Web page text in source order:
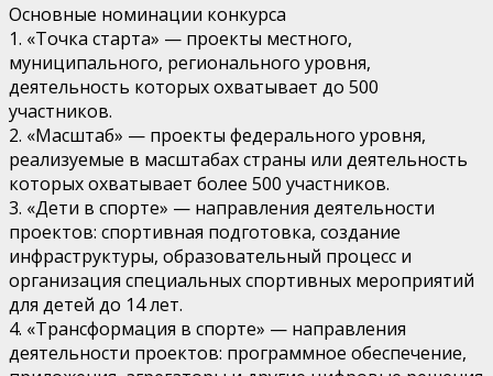
Основные номинации конкурса
1. «Точка старта» — проекты местного,
муниципального, регионального уровня,
деятельность которых охватывает до 500
участников.
2. «Масштаб» — проекты федерального уровня,
реализуемые в масштабах страны или деятельность
которых охватывает более 500 участников.
3. «Дети в спорте» — направления деятельности
проектов: спортивная подготовка, создание
инфраструктуры, образовательный процесс и
организация специальных спортивных мероприятий
для детей до 14 лет.
4. «Трансформация в спорте» — направления
деятельности проектов: программное обеспечение,